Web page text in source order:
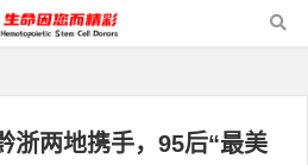
浙两地携手，95后“最美